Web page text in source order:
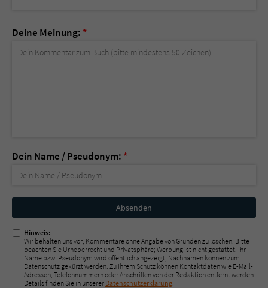
Deine Meinung: *
Dein Name / Pseudonym: *
Nicht
ausfüllen!
Hinweis:
Wir behalten uns vor, Kommentare ohne Angabe von Gründen zu löschen. Bitte
beachten Sie Urheberrecht und Privatsphäre; Werbung ist nicht gestattet. Ihr
Name bzw. Pseudonym wird öffentlich angezeigt; Nachnamen können zum
Datenschutz gekürzt werden. Zu Ihrem Schutz können Kontaktdaten wie E-Mail-
Adressen, Telefonnummern oder Anschriften von der Redaktion entfernt werden.
Details finden Sie in unserer Datenschutzerklärung.